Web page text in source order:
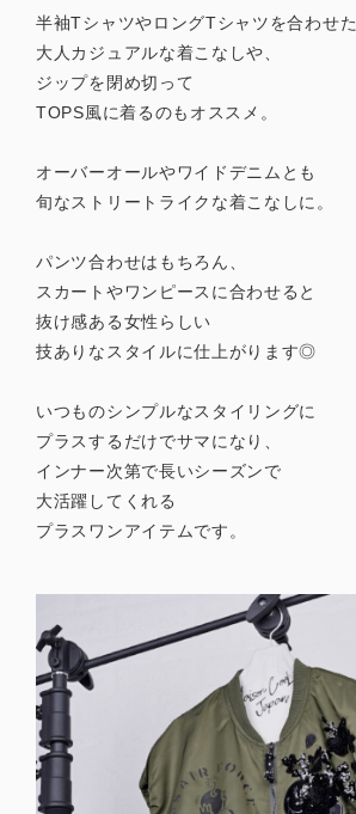
半袖TシャツやロングTシャツを合わせた
大人カジュアルな着こなしや、
ジップを閉め切って
TOPS風に着るのもオススメ。
オーバーオールやワイドデニムとも
旬なストリートライクな着こなしに。
パンツ合わせはもちろん、
スカートやワンピースに合わせると
抜け感ある女性らしい
技ありなスタイルに仕上がります◎
いつものシンプルなスタイリングに
プラスするだけでサマになり、
インナー次第で長いシーズンで
大活躍してくれる
プラスワンアイテムです。